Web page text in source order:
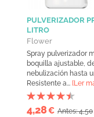
PULVERIZADOR
LITRO
Flower
Spray pulverizador
boquilla ajustable,
nebulización hasta
Resistente a... [Ler
4,28€ Antes: 4,50